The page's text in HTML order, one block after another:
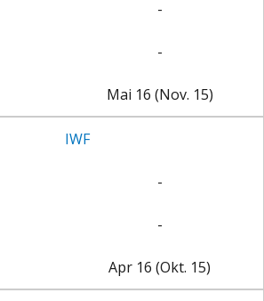
-
-
Mai 16 (Nov. 15)
IWF
-
-
Apr 16 (Okt. 15)